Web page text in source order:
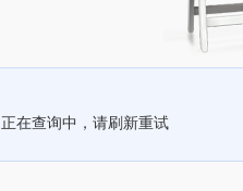
正在查询中，请刷新重试